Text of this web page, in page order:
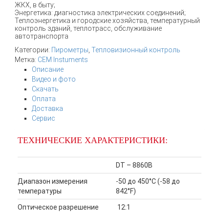
ЖКХ, в быту;
Энергетика: диагностика электрических соединений;
Теплоэнергетика и городские хозяйства, температурный
контроль зданий, теплотрасс, обслуживание
автотранспорта
Категории: Пирометры Тепловизионный контроль
Метка: CEM Instuments
Описание
Видео и фото
Скачать
Оплата
Доставка
Сервис
ТЕХНИЧЕСКИЕ ХАРАКТЕРИСТИКИ:
DT – 8860B
Диапазон измерения
температуры
-50 до 450°C (-58 до
842°F)
Оптическое разрешение 12:1